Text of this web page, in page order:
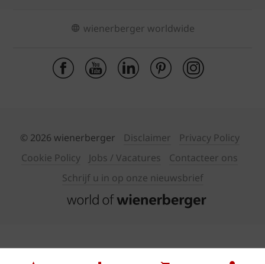
wienerberger worldwide
© 2026 wienerberger Disclaimer
Privacy Policy
Cookie Policy
Jobs / Vacatures
Contacteer ons
Schrijf u in op onze nieuwsbrief